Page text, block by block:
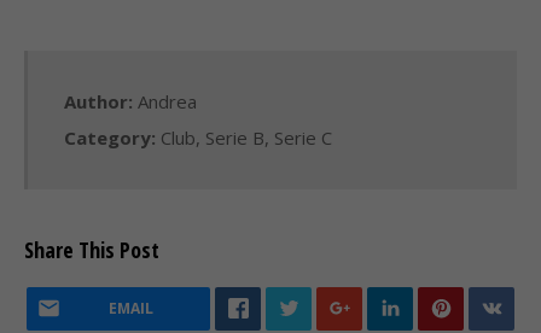
Author: Andrea
Category: Club, Serie B, Serie C
Share This Post
EMAIL